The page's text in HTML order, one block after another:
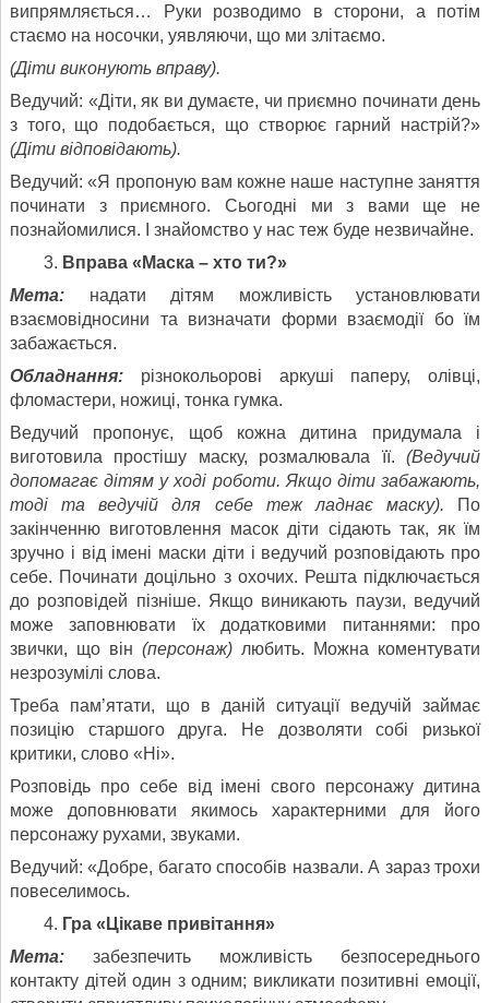
випрямляється… Руки розводимо в сторони, а потім
стаємо на носочки, уявляючи, що ми злітаємо.
(Діти виконують вправу).
Ведучий: «Діти, як ви думаєте, чи приємно починати день
з того, що подобається, що створює гарний настрій?»
(Діти відповідають).
Ведучий: «Я пропоную вам кожне наше наступне заняття
починати з приємного. Сьогодні ми з вами ще не
познайомилися. І знайомство у нас теж буде незвичайне.
Вправа «Маска – хто ти?»
Мета: надати дітям можливість установлювати
взаємовідносини та визначати форми взаємодії бо їм
забажається.
Обладнання: різнокольорові аркуші паперу, олівці,
фломастери, ножиці, тонка гумка.
Ведучий пропонує, щоб кожна дитина придумала і
виготовила простішу маску, розмалювала її. (Ведучий
допомагає дітям у ході роботи. Якщо діти забажають,
тоді та ведучій для себе теж ладнає маску). По
закінченню виготовлення масок діти сідають так, як їм
зручно і від імені маски діти і ведучий розповідають про
себе. Починати доцільно з охочих. Решта підключається
до розповідей пізніше. Якщо виникають паузи, ведучий
може заповнювати їх додатковими питаннями: про
звички, що він (персонаж) любить. Можна коментувати
незрозумілі слова.
Треба пам’ятати, що в даній ситуації ведучій займає
позицію старшого друга. Не дозволяти собі ризької
критики, слово «Ні».
Розповідь про себе від імені свого персонажу дитина
може доповнювати якимось характерними для його
персонажу рухами, звуками.
Ведучий: «Добре, багато способів назвали. А зараз трохи
повеселимось.
Гра «Цікаве привітання»
Мета: забезпечить можливість безпосереднього
контакту дітей один з одним; викликати позитивні емоції,